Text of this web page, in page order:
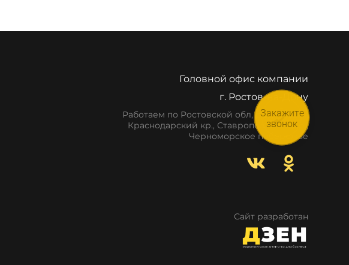
Головной офис компании
г. Ростов-на-Дону
Работаем по Ростовской обл, респ. Крым,
Краснодарский кр., Ставропольский кр.,
Черноморское побережье
Сайт разработан
Закажите
звонок